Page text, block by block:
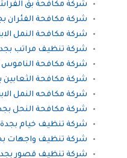
شركة مكافحة بق
شركة مكافحة الفئران
شركة مكافحة النمل
شركة تنظيف مراتب
شركة مكافحة الناموس
شركة مكافحة الثعابين
شركة مكافحه النمل
شركة مكافحة النحل
شركة تنظيف خيام بجدة
شركة تنظيف واجهات
شركة تنظيف قصور